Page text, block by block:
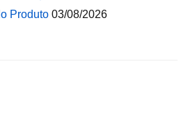
Produto 03/08/2026